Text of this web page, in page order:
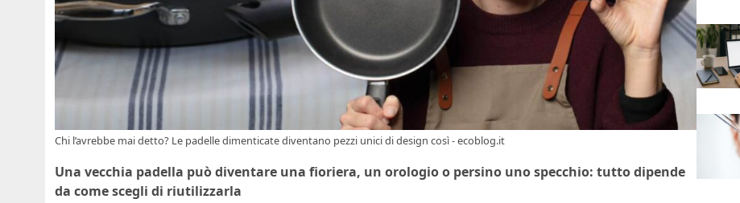
Chi l’avrebbe mai detto? Le padelle dimenticate diventano pezzi unici di design così - ecoblog.it
Una vecchia padella può diventare una fioriera, un orologio o persino uno specchio: tutto dipende
da come scegli di riutilizzarla